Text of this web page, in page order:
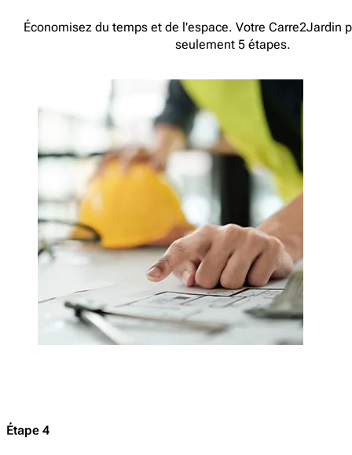
Économisez du temps et de l'espace. Votre Carre2Jardin
seulement 5 étapes.
Étape 4